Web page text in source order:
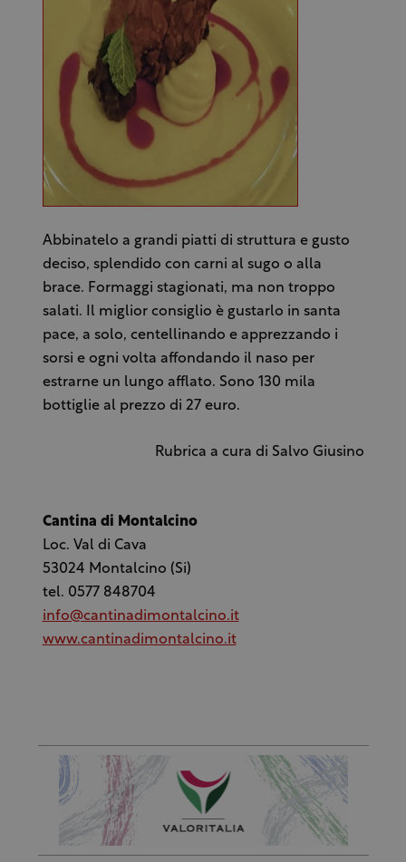
Abbinatelo a grandi piatti di struttura e gusto
deciso, splendido con carni al sugo o alla
brace. Formaggi stagionati, ma non troppo
salati. Il miglior consiglio è gustarlo in santa
pace, a solo, centellinando e apprezzando i
sorsi e ogni volta affondando il naso per
estrarne un lungo afflato. Sono 130 mila
bottiglie al prezzo di 27 euro.
Rubrica a cura di Salvo Giusino
Cantina di Montalcino
Loc. Val di Cava
53024 Montalcino (Si)
tel. 0577 848704
info@cantinadimontalcino.it
www.cantinadimontalcino.it